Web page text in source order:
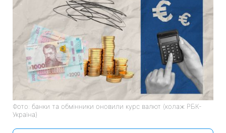
Фото: банки та обмінники оновили курс валют (колаж РБК-
Україна)